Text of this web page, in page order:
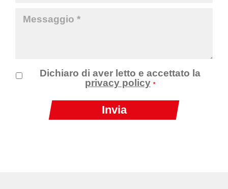
Dichiaro di aver letto e accettato la
privacy policy *